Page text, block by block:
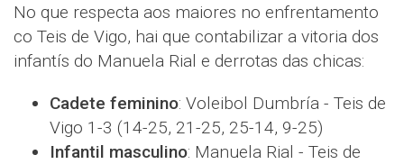
No que respecta aos maiores no enfrentamento
co Teis de Vigo, hai que contabilizar a vitoria dos
infantís do Manuela Rial e derrotas das chicas:
Cadete feminino: Voleibol Dumbría - Teis de
Vigo 1-3 (14-25, 21-25, 25-14, 9-25)
Infantil masculino: Manuela Rial - Teis de